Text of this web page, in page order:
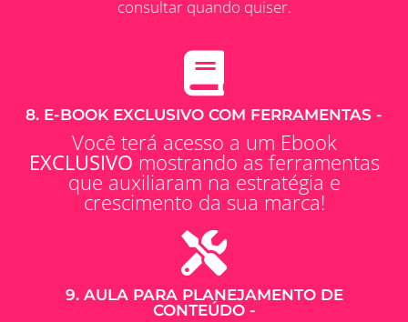
consultar quando quiser.
8. E-BOOK EXCLUSIVO COM FERRAMENTAS -
Você terá acesso a um Ebook
EXCLUSIVO mostrando as ferramentas
que auxiliaram na estratégia e
crescimento da sua marca!
9. AULA PARA PLANEJAMENTO DE
CONTEÚDO -